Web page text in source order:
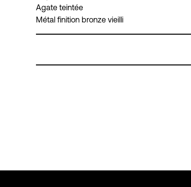
Agate teintée
Métal finition bronze vieilli